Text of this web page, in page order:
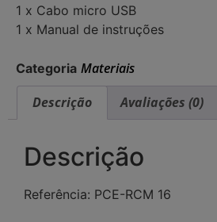
1 x Cabo micro USB
1 x Manual de instruções
Categoria Materiais
Descrição
Avaliações (0)
Descrição
Referência: PCE-RCM 16